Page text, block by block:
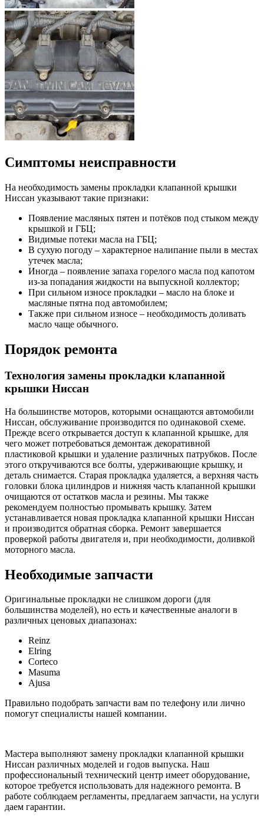
Симптомы неисправности
На необходимость замены прокладки клапанной крышки
Ниссан указывают такие признаки:
Появление масляных пятен и потёков под стыком между
крышкой и ГБЦ;
Видимые потеки масла на ГБЦ;
В сухую погоду – характерное налипание пыли в местах
утечек масла;
Иногда – появление запаха горелого масла под капотом
из-за попадания жидкости на выпускной коллектор;
При сильном износе прокладки – масло на блоке и
масляные пятна под автомобилем;
Также при сильном износе – необходимость доливать
масло чаще обычного.
Порядок ремонта
Технология замены прокладки клапанной
крышки Ниссан
На большинстве моторов, которыми оснащаются автомобили
Ниссан, обслуживание производится по одинаковой схеме.
Прежде всего открывается доступ к клапанной крышке, для
чего может потребоваться демонтаж декоративной
пластиковой крышки и удаление различных патрубков. После
этого откручиваются все болты, удерживающие крышку, и
деталь снимается. Старая прокладка удаляется, а верхняя часть
головки блока цилиндров и нижняя часть клапанной крышки
очищаются от остатков масла и резины. Мы также
рекомендуем полностью промывать крышку. Затем
устанавливается новая прокладка клапанной крышки Ниссан
и производится обратная сборка. Ремонт завершается
проверкой работы двигателя и, при необходимости, доливкой
моторного масла.
Необходимые запчасти
Оригинальные прокладки не слишком дороги (для
большинства моделей), но есть и качественные аналоги в
различных ценовых диапазонах:
Reinz
Elring
Corteco
Masuma
Ajusa
Правильно подобрать запчасти вам по телефону или лично
помогут специалисты нашей компании.
Мастера выполняют замену прокладки клапанной крышки
Ниссан различных моделей и годов выпуска. Наш
профессиональный технический центр имеет оборудование,
которое требуется использовать для надежного ремонта. В
работе соблюдаем регламенты, предлагаем запчасти, на услуги
даем гарантии.